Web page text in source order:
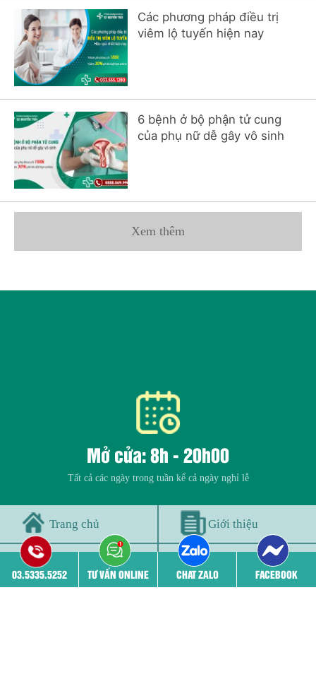
Các phương pháp điều trị
viêm lộ tuyến hiện nay
6 bệnh ở bộ phận tử cung
của phụ nữ dễ gây vô sinh
Xem thêm
Mở cửa: 8h - 20h00
Tất cả các ngày trong tuần kể cả ngày nghỉ lễ
Trang chủ Giới thiệu
Đội ngũ bác sĩ Cơ sở vật chất
03.5335.5252 TƯ VẤN ONLINE CHAT ZALO FACEBOOK